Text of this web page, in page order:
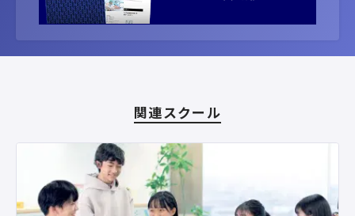
関連スクール